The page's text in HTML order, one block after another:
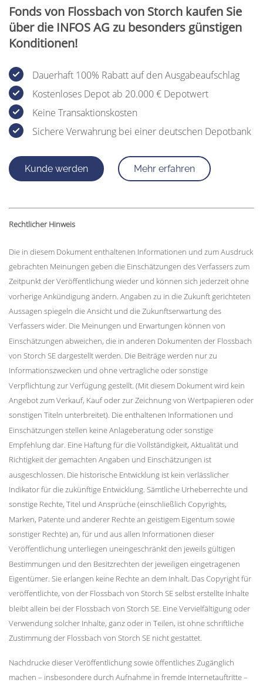
Fonds von Flossbach von Storch kaufen Sie
über die INFOS AG zu besonders günstigen
Konditionen!
Dauerhaft 100% Rabatt auf den Ausgabeaufschlag
Kostenloses Depot ab 20.000 € Depotwert
Keine Transaktionskosten
Sichere Verwahrung bei einer deutschen Depotbank
Kunde werden Mehr erfahren
Rechtlicher Hinweis
Die in diesem Dokument enthaltenen Informationen und zum Ausdruck
gebrachten Meinungen geben die Einschätzungen des Verfassers zum
Zeitpunkt der Veröffentlichung wieder und können sich jederzeit ohne
vorherige Ankündigung ändern. Angaben zu in die Zukunft gerichteten
Aussagen spiegeln die Ansicht und die Zukunftserwartung des
Verfassers wider. Die Meinungen und Erwartungen können von
Einschätzungen abweichen, die in anderen Dokumenten der Flossbach
von Storch SE dargestellt werden. Die Beiträge werden nur zu
Informationszwecken und ohne vertragliche oder sonstige
Verpflichtung zur Verfügung gestellt. (Mit diesem Dokument wird kein
Angebot zum Verkauf, Kauf oder zur Zeichnung von Wertpapieren oder
sonstigen Titeln unterbreitet). Die enthaltenen Informationen und
Einschätzungen stellen keine Anlageberatung oder sonstige
Empfehlung dar. Eine Haftung für die Vollständigkeit, Aktualität und
Richtigkeit der gemachten Angaben und Einschätzungen ist
ausgeschlossen. Die historische Entwicklung ist kein verlässlicher
Indikator für die zukünftige Entwicklung. Sämtliche Urheberrechte und
sonstige Rechte, Titel und Ansprüche (einschließlich Copyrights,
Marken, Patente und anderer Rechte an geistigem Eigentum sowie
sonstiger Rechte) an, für und aus allen Informationen dieser
Veröffentlichung unterliegen uneingeschränkt den jeweils gültigen
Bestimmungen und den Besitzrechten der jeweiligen eingetragenen
Eigentümer. Sie erlangen keine Rechte an dem Inhalt. Das Copyright für
veröffentlichte, von der Flossbach von Storch SE selbst erstellte Inhalte
bleibt allein bei der Flossbach von Storch SE. Eine Vervielfältigung oder
Verwendung solcher Inhalte, ganz oder in Teilen, ist ohne schriftliche
Zustimmung der Flossbach von Storch SE nicht gestattet.
Nachdrucke dieser Veröffentlichung sowie öffentliches Zugänglich
machen – insbesondere durch Aufnahme in fremde Internetauftritte –